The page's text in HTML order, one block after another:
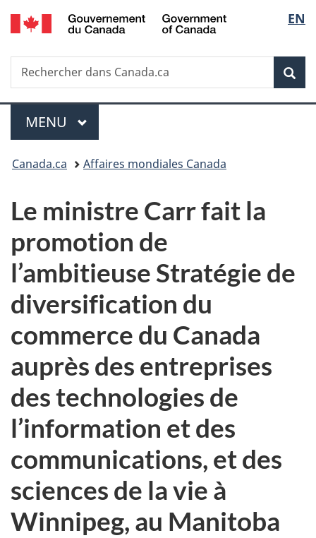
Passer
au
principal
Passer
à
Au
du
Passer
à
version
simplifiée
de
la
EN
Recherche
Rechercher
dans
Menu
MENU PRINCIPAL
Vous
ici :
Canada.ca Affaires mondiales Canada
Le ministre Carr fait la
promotion de
l’ambitieuse Stratégie de
diversification du
commerce du Canada
auprès des entreprises
des technologies de
l’information et des
communications, et des
sciences de la vie à
Winnipeg, au Manitoba